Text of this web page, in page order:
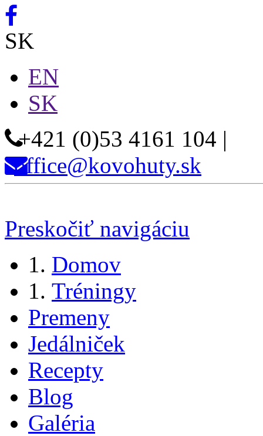
SK
EN
SK
+421 (0)53 4161 104 |
office@kovohuty.sk
Preskočiť navigáciu
Domov
Tréningy
Premeny
Jedálniček
Recepty
Blog
Galéria